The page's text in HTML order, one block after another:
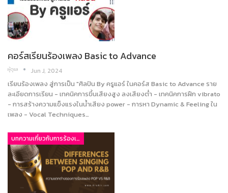
คอร์สเรียนร้องเพลง Basic to Advance
ผู้ดูแล Jun J, 2024
เรียนร้องเพลง สู่การเป็น "ศิลปิน By ครูแอร์ ในคอร์ส Basic to Advance ราย
ละเอียดการเรียน - เทคนิคการขึ้นเสียงสูง ลงเสียงต่ำ - เทคนิคการฝึก vibrato
- การสร้างความแข็งแรงในน้ำเสียง power - การหา Dynamic & Feeling ใน
เพลง - Vocal Techniques…
บทความเกี่ยวกับการร้องเพลง